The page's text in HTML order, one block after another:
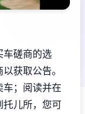
车磋商的选
获取公告。
；阅读并在
托儿所，您可